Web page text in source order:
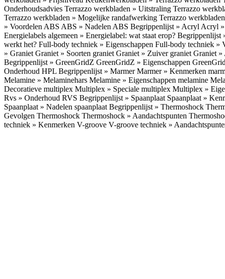
Onderhoudsadvies Terrazzo werkbladen » Uitstraling Terrazzo
Terrazzo werkbladen » Mogelijke randafwerking Terrazzo
» Voordelen ABS ABS » Nadelen ABS Begrippenlijst » Acryl Acryl »
Energielabels algemeen » Energielabel: wat staat erop? Begrippenlijst
werkt het? Full-body techniek » Eigenschappen Full-body techniek »
» Graniet Graniet » Soorten graniet Graniet » Zuiver graniet Graniet »
Begrippenlijst » GreenGridZ GreenGridZ » Eigenschappen
Onderhoud HPL Begrippenlijst » MarmerMarmer » Kenmerken
Melamine » Melaminehars Melamine » Eigenschappen melamine
Decoratieve multiplex Multiplex » Speciale multiplex Multiplex »
Rvs » Onderhoud RVS Begrippenlijst » Spaanplaat Spaanplaat »
Spaanplaat » Nadelen spaanplaat Begrippenlijst » Thermoshock
Gevolgen Thermoshock Thermoshock » Aandachtspunten
techniek » Kenmerken V-groove V-groove techniek »